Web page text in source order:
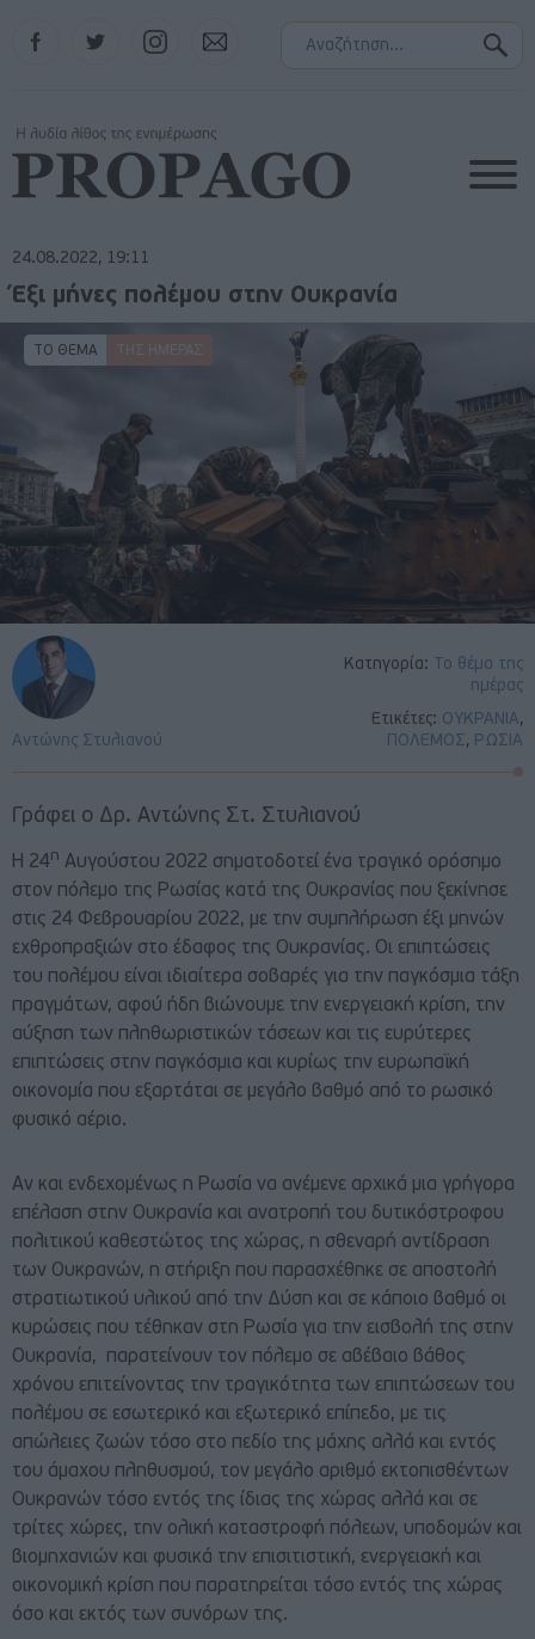
Instagram
24.08.2022, 19:11
ΤΟ ΘΕΜΑ ΤΗΣ ΗΜΈΡΑΣ
Κατηγορία: Το θέμα της
ημέρας
Ετικέτες: ΟΥΚΡΑΝΙΑ,
ΠΟΛΕΜΟΣ, ΡΩΣΙΑ
Αντώνης Στυλιανού
Έξι μήνες πολέμου στην Ουκρανία
Γράφει ο Δρ. Αντώνης Στ. Στυλιανού
Η 24η Αυγούστου 2022 σηματοδοτεί ένα τραγικό ορόσημο
στον πόλεμο της Ρωσίας κατά της Ουκρανίας που ξεκίνησε
στις 24 Φεβρουαρίου 2022, με την συμπλήρωση έξι μηνών
εχθροπραξιών στο έδαφος της Ουκρανίας. Οι επιπτώσεις
του πολέμου είναι ιδιαίτερα σοβαρές για την παγκόσμια τάξη
πραγμάτων, αφού ήδη βιώνουμε την ενεργειακή κρίση, την
αύξηση των πληθωριστικών τάσεων και τις ευρύτερες
επιπτώσεις στην παγκόσμια και κυρίως την ευρωπαϊκή
οικονομία που εξαρτάται σε μεγάλο βαθμό από το ρωσικό
φυσικό αέριο.
Αν και ενδεχομένως η Ρωσία να ανέμενε αρχικά μια γρήγορα
επέλαση στην Ουκρανία και ανατροπή του δυτικόστροφου
πολιτικού καθεστώτος της χώρας, η σθεναρή αντίδραση
των Ουκρανών, η στήριξη που παρασχέθηκε σε αποστολή
στρατιωτικού υλικού από την Δύση και σε κάποιο βαθμό οι
κυρώσεις που τέθηκαν στη Ρωσία για την εισβολή της στην
Ουκρανία, παρατείνουν τον πόλεμο σε αβέβαιο βάθος
χρόνου επιτείνοντας την τραγικότητα των επιπτώσεων του
πολέμου σε εσωτερικό και εξωτερικό επίπεδο, με τις
απώλειες ζωών τόσο στο πεδίο της μάχης αλλά και εντός
του άμαχου πληθυσμού, τον μεγάλο αριθμό εκτοπισθέντων
Ουκρανών τόσο εντός της ίδιας της χώρας αλλά και σε
τρίτες χώρες, την ολική καταστροφή πόλεων, υποδομών και
βιομηχανιών και φυσικά την επισιτιστική, ενεργειακή και
οικονομική κρίση που παρατηρείται τόσο εντός της χώρας
όσο και εκτός των συνόρων της.